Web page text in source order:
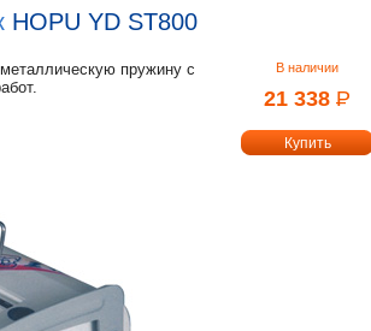
HOPU YD ST800
пружину с
В наличии
21 338 РУБ.